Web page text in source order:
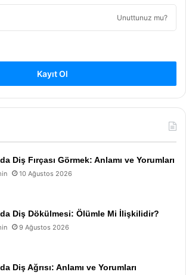
Unuttunuz mu?
Kayıt Ol
Diş Fırçası Görmek: Anlamı ve Yorumları
10 Ağustos 2026
Diş Dökülmesi: Ölümle Mi İlişkilidir?
9 Ağustos 2026
Diş Ağrısı: Anlamı ve Yorumları